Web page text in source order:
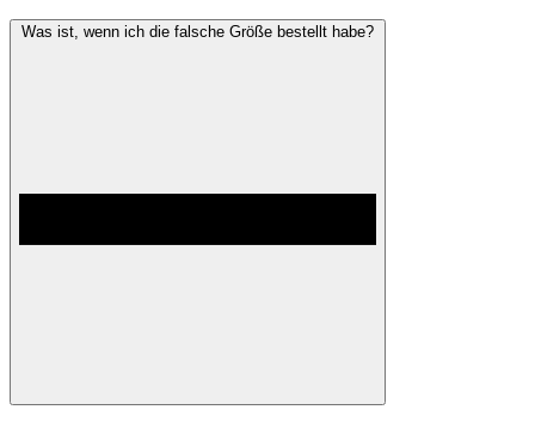
Was ist, wenn ich die falsche Größe bestellt habe?